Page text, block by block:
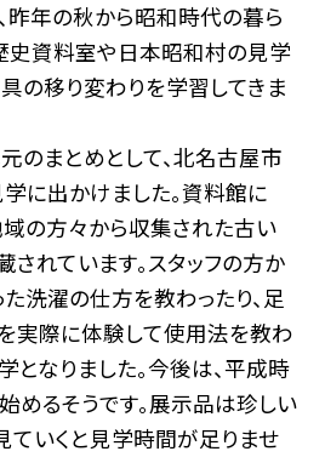
昨年の秋から昭和時代の暮ら
史資料室や日本昭和村の見学
の移り変わりを学習してきま
のまとめとして、北名古屋市
に出かけました。資料館に
域の方々から収集された古い
れています。スタッフの方か
洗濯の仕方を教わったり、足
実際に体験して使用法を教わ
となりました。今後は、平成時
めるそうです。展示品は珍しい
ていくと見学時間が足りませ